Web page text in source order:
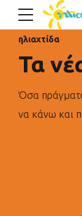
ηλιαχτίδα
Τα
Όσα
να κάνω και